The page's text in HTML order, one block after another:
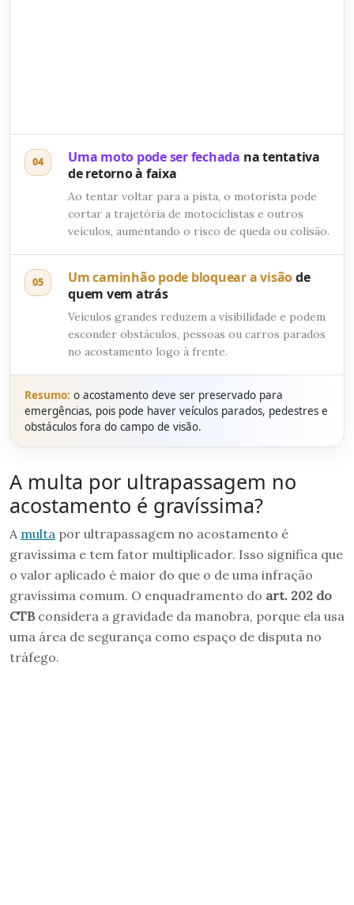
04 Uma moto pode ser fechada na tentativa
de retorno à faixa
Ao tentar voltar para a pista, o motorista pode
cortar a trajetória de motociclistas e outros
veículos, aumentando o risco de queda ou colisão.
05 Um caminhão pode bloquear a visãode
quem vem atrás
Veículos grandes reduzem a visibilidade e podem
esconder obstáculos, pessoas ou carros parados
no acostamento logo à frente.
Resumo: o acostamento deve ser preservado para
emergências, pois pode haver veículos parados, pedestres e
obstáculos fora do campo de visão.
A multa por ultrapassagem no
acostamento é gravíssima?
A multa por ultrapassagem no acostamento é
gravíssima e tem fator multiplicador. Isso significa que
o valor aplicado é maior do que o de uma infração
gravíssima comum. O enquadramento do art. 202 do
CTBconsidera a gravidade da manobra, porque ela usa
uma área de segurança como espaço de disputa no
tráfego.